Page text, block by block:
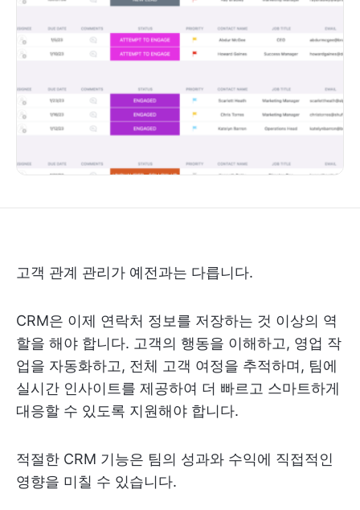
고객 관계 관리가 예전과는 다릅니다.
CRM은 이제 연락처 정보를 저장하는 것 이상의 역
할을 해야 합니다. 고객의 행동을 이해하고, 영업 작
업을 자동화하고, 전체 고객 여정을 추적하며, 팀에
실시간 인사이트를 제공하여 더 빠르고 스마트하게
대응할 수 있도록 지원해야 합니다.
적절한 CRM 기능은 팀의 성과와 수익에 직접적인
영향을 미칠 수 있습니다.